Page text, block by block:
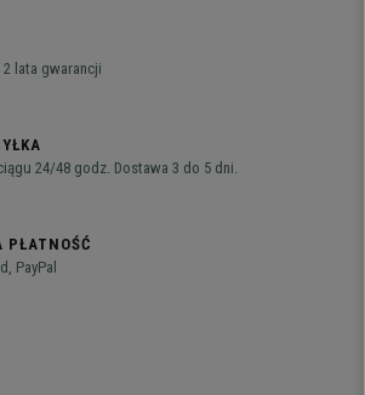
lata gwarancji
24/48 godz. Dostawa 3 do 5 dni.
PŁATNOŚĆ
PayPal